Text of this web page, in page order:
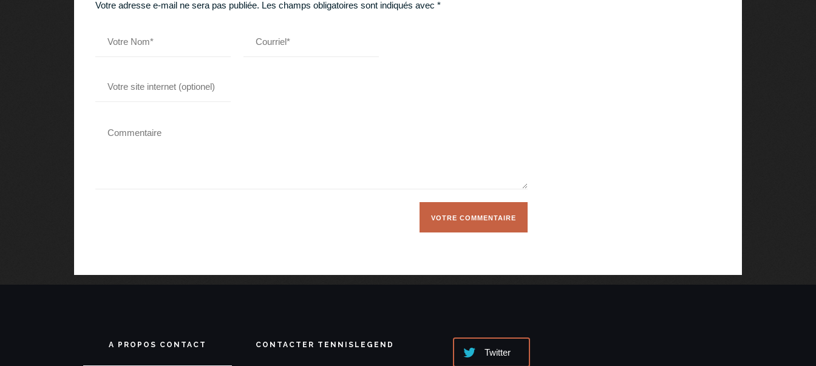
Votre adresse e-mail ne sera pas publiée. Les champs obligatoires sont indiqués avec *
A PROPOS CONTACT CONTACTER TENNISLEGEND
Twitter